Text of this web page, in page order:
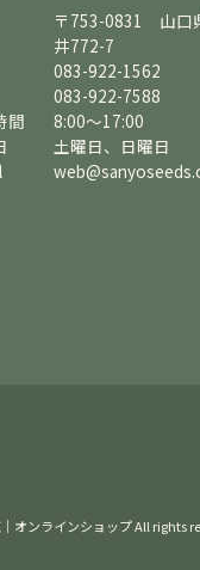
〒753-0831 山口
井772-7
083-922-1562
083-922-7588
間
8:00～17:00
土曜日、日曜日
オンラインショップ All rights